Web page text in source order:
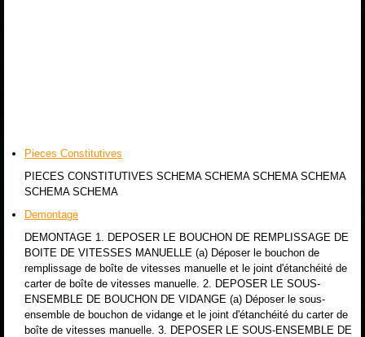
Pieces Constitutives
PIECES CONSTITUTIVES SCHEMA SCHEMA SCHEMA SCHEMA
SCHEMA SCHEMA
Demontage
DEMONTAGE 1. DEPOSER LE BOUCHON DE REMPLISSAGE DE
BOITE DE VITESSES MANUELLE (a) Déposer le bouchon de
remplissage de boîte de vitesses manuelle et le joint d'étanchéité de
carter de boîte de vitesses manuelle. 2. DEPOSER LE SOUS-
ENSEMBLE DE BOUCHON DE VIDANGE (a) Déposer le sous-
ensemble de bouchon de vidange et le joint d'étanchéité du carter de
boîte de vitesses manuelle. 3. DEPOSER LE SOUS-ENSEMBLE DE